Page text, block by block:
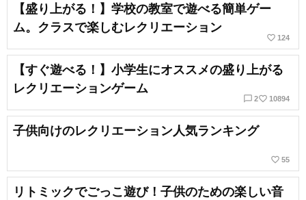
【盛り上がる！】学校の教室で遊べる簡単ゲー
ム。クラスで楽しむレクリエーション
favorite_border 124
【すぐ遊べる！】小学生にオススメの盛り上がる
レクリエーションゲーム
chat_bubble_outline 2favorite_border 10894
子供向けのレクリエーション人気ランキング
favorite_border 55
リトミックでごっこ遊び！子供のための楽しい音